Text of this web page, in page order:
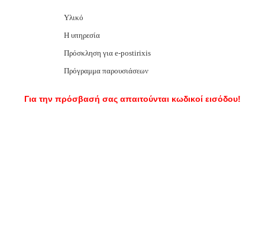
Υλικό
Η υπηρεσία
Πρόσκληση για e-postirixis
Πρόγραμμα παρουσιάσεων
Για την πρόσβασή σας απαιτούνται κωδικοί εισόδου!